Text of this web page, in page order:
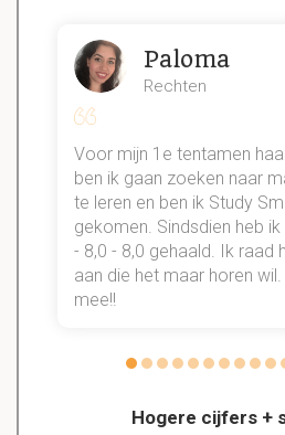
Hogere cijfers +
Paloma
Rechten
Voor mijn 1e tentamen
ben ik gaan zoeken naar
te leren en ben ik Study
gekomen. Sindsdien heb ik
- 8,0 - 8,0 gehaald. Ik raad
aan die het maar horen
mee!!